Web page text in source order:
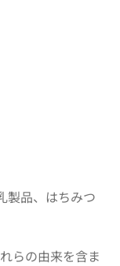
製品、はちみつ
らの由来を含ま